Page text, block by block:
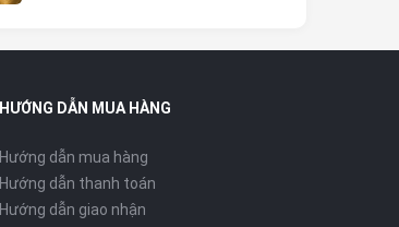
HƯỚNG DẪN MUA HÀNG
Hướng dẫn mua hàng
Hướng dẫn thanh toán
Hướng dẫn giao nhận